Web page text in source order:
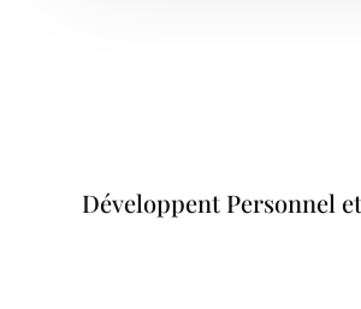
Développent Personnel